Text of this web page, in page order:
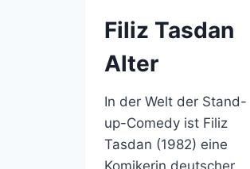
Filiz Tasdan
Alter
In der Welt der Stand-
up-Comedy ist Filiz
Tasdan (1982) eine
Komikerin deutscher